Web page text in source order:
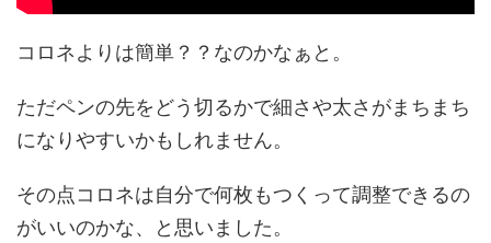
コロネよりは簡単？？なのかなぁと。
ただペンの先をどう切るかで細さや太さがまちまち
になりやすいかもしれません。
その点コロネは自分で何枚もつくって調整できるの
がいいのかな、と思いました。